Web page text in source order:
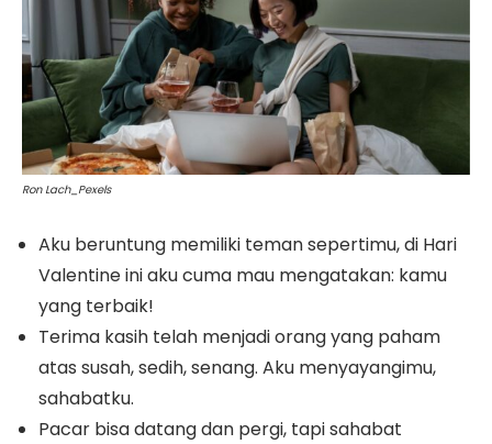
Ron Lach_Pexels
Aku beruntung memiliki teman sepertimu, di Hari
Valentine ini aku cuma mau mengatakan: kamu
yang terbaik!
Terima kasih telah menjadi orang yang paham
atas susah, sedih, senang. Aku menyayangimu,
sahabatku.
Pacar bisa datang dan pergi, tapi sahabat